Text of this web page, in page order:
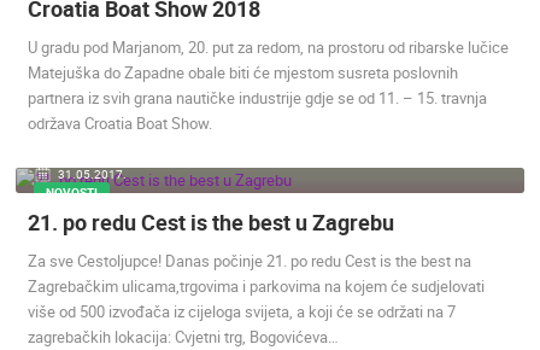
Croatia Boat Show 2018
U gradu pod Marjanom, 20. put za redom, na prostoru od ribarske lučice
Matejuška do Zapadne obale biti će mjestom susreta poslovnih
partnera iz svih grana nautičke industrije gdje se od 11. – 15. travnja
održava Croatia Boat Show.
31.05.2017.
NOVOSTI
21. po redu Cest is the best u Zagrebu
Za sve Cestoljupce! Danas počinje 21. po redu Cest is the best na
Zagrebačkim ulicama,trgovima i parkovima na kojem će sudjelovati
više od 500 izvođača iz cijeloga svijeta, a koji će se održati na 7
zagrebačkih lokacija: Cvjetni trg, Bogovićeva…